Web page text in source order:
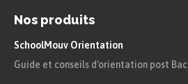
Nos produits
SchoolMouv Orientation
Guide et conseils d'orientation post Bac